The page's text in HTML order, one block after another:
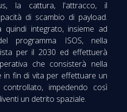
la cattura, l'attracco, il
di scambio di payload.
quindi integrato, insieme ad
programma ISOS, nella
per il 2030 ed effettuerà
che consisterà nella
in fin di vita per effettuare un
impedendo così
un detrito spaziale.